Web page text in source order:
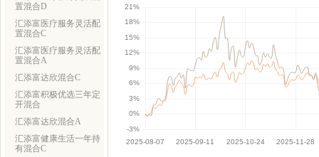
置混合D
汇添富医疗服务灵活配
置混合C
汇添富医疗服务灵活配
置混合A
汇添富达欣混合C
汇添富积极优选三年定
开混合
汇添富达欣混合A
汇添富健康生活一年持
有混合C